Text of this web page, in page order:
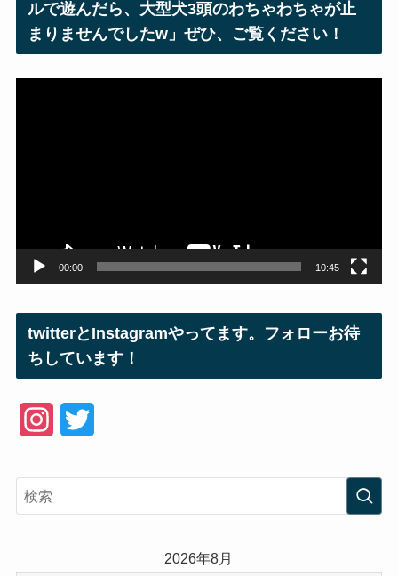
ルで遊んだら、大型犬3頭のわちゃわちゃが止
まりませんでしたw」ぜひ、ご覧ください！
00:00 10:45
twitterとInstagramやってます。フォローお待
ちしています！
2026年8月